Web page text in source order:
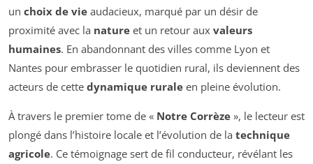
un choix de vie audacieux, marqué par un désir de
proximité avec la nature et un retour aux valeurs
humaines. En abandonnant des villes comme Lyon et
Nantes pour embrasser le quotidien rural, ils deviennent des
acteurs de cette dynamique rurale en pleine évolution.
À travers le premier tome de « Notre Corrèze », le lecteur est
plongé dans l’histoire locale et l’évolution de la technique
agricole. Ce témoignage sert de fil conducteur, révélant les